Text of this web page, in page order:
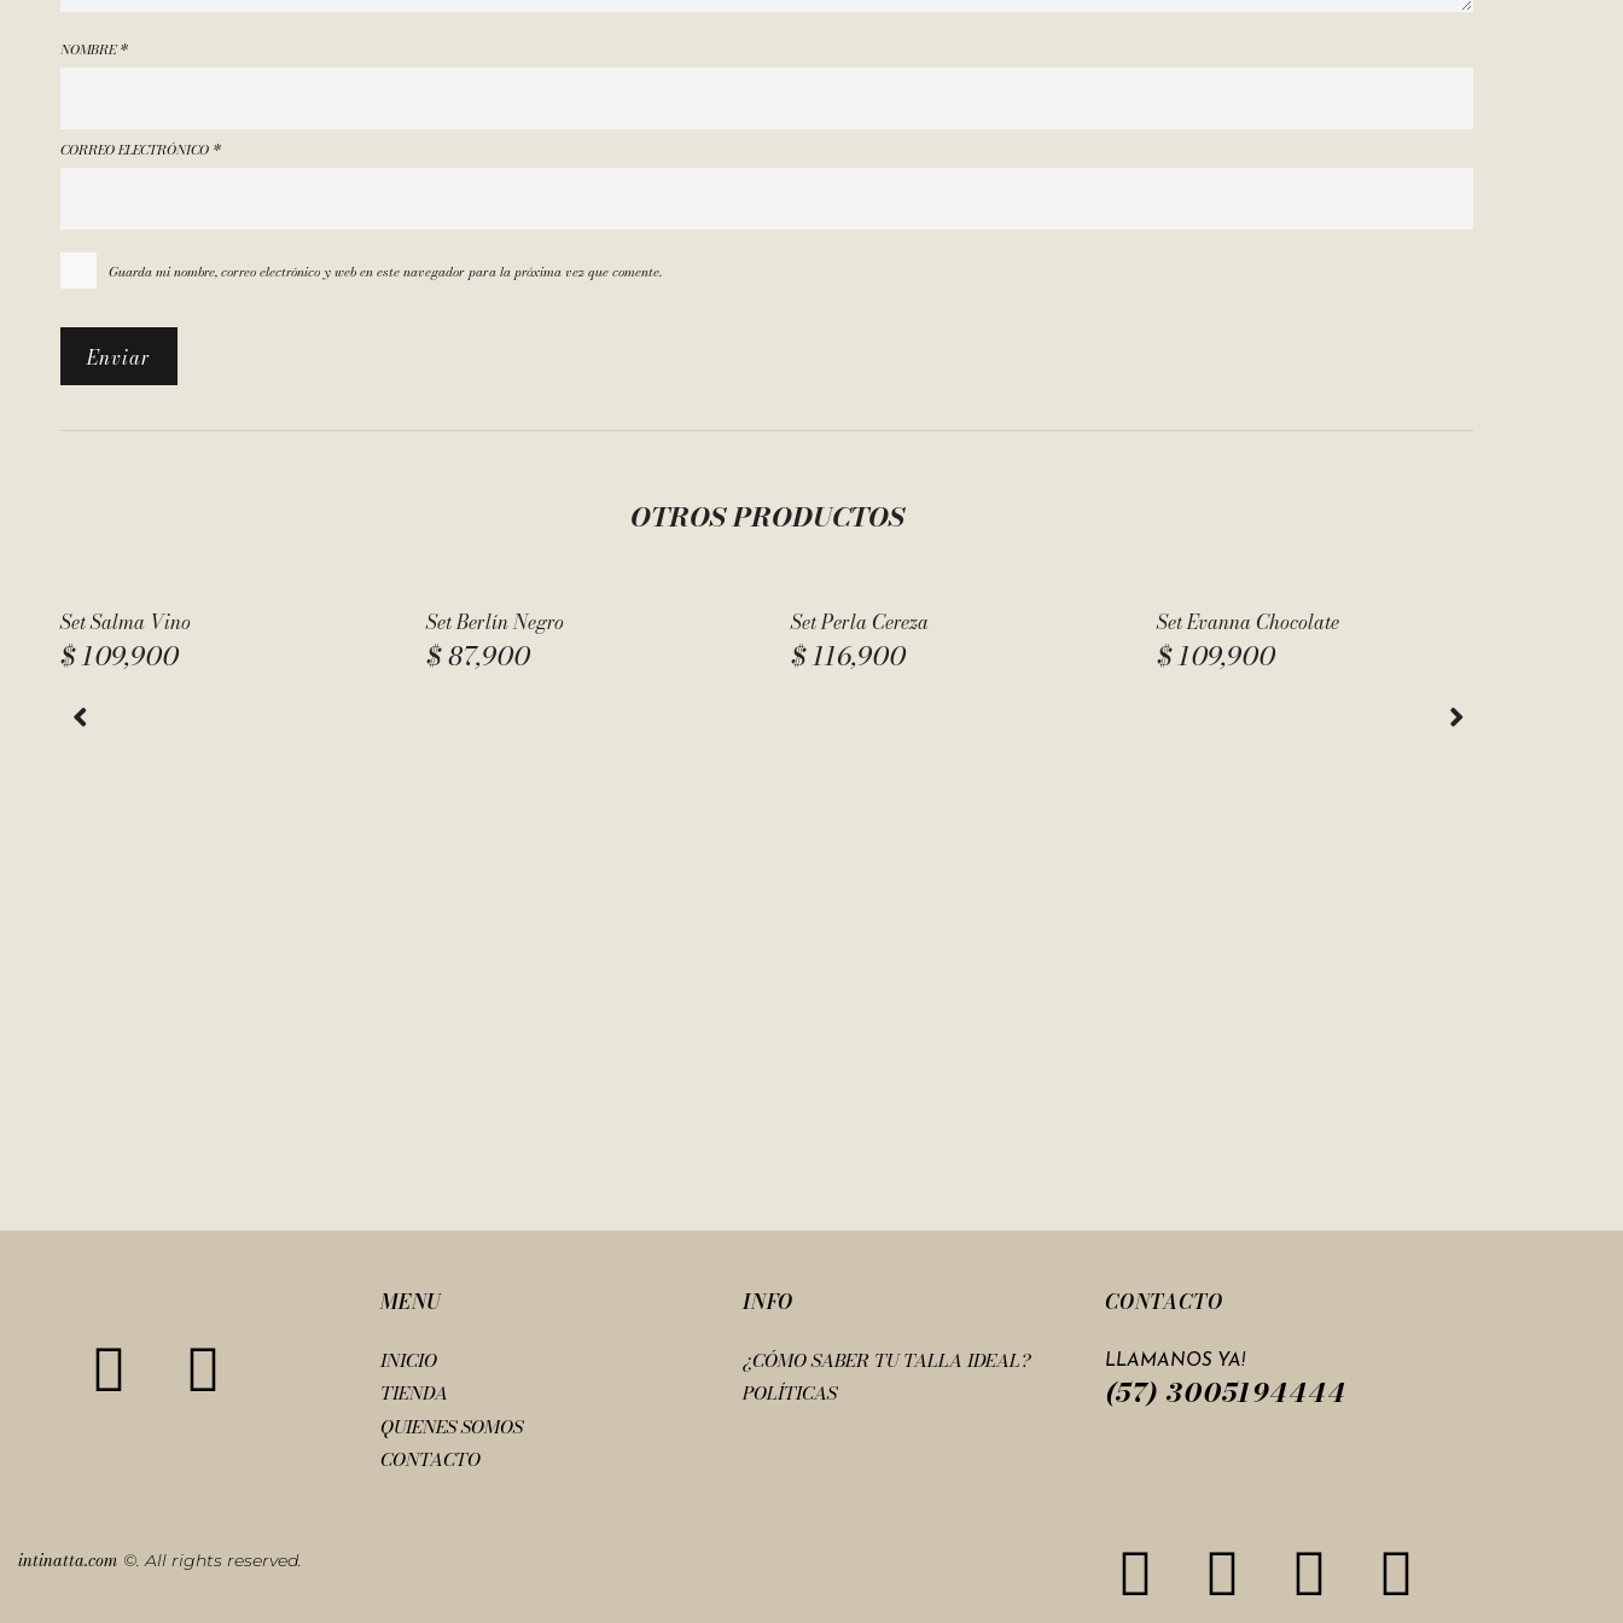
NOMBRE*
CORREO ELECTRÓNICO *
Guarda mi nombre, correo electrónico y web en este navegador para la próxima vez que comente.
OTROS PRODUCTOS
Set Salma Vino
$109,900
Set Berlín Negro
$87,900
Set Perla Cereza
$116,900
Set Evanna Chocolate
$109,900
MENU
INICIO
TIENDA
QUIENES SOMOS
CONTACTO
INFO
¿CÓMO SABER TU TALLA IDEAL?
POLÍTICAS
CONTACTO
LLAMANOS YA!
(57) 3005194444
intinatta.com ©. All rights reserved.